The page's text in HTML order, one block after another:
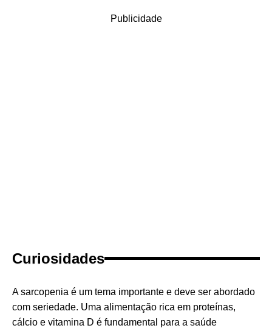
Publicidade
Curiosidades
A sarcopenia é um tema importante e deve ser abordado
com seriedade. Uma alimentação rica em proteínas,
cálcio e vitamina D é fundamental para a saúde